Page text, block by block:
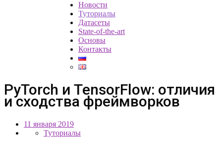
Новости
Туториалы
Датасеты
State-of-the-art
Основы
Контакты
PyTorch и TensorFlow: отличия
и сходства фреймворков
11 января 2019
Туториалы